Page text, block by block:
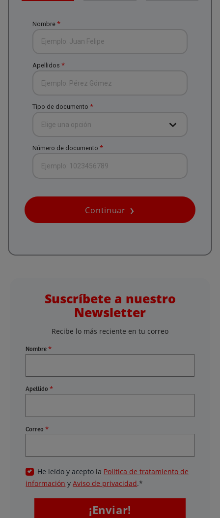
Nombre *
Apellidos *
Tipo de documento *
Elige una opción
Número de documento *
Continuar